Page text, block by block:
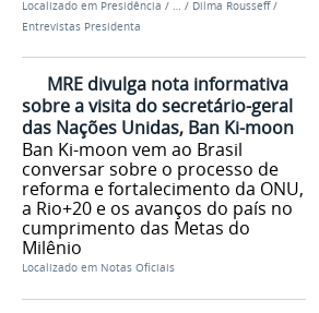
Localizado em Presidência / … / Dilma Rousseff /
Entrevistas Presidenta
MRE divulga nota informativa
sobre a visita do secretário-geral
das Nações Unidas, Ban Ki-moon
Ban Ki-moon vem ao Brasil
conversar sobre o processo de
reforma e fortalecimento da ONU,
a Rio+20 e os avanços do país no
cumprimento das Metas do
Milênio
Localizado em Notas Oficiais